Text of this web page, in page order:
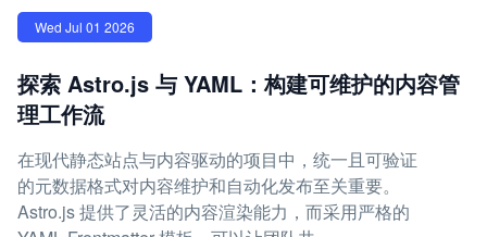
Wed Jul 01 2026
探索 Astro.js 与 YAML：构建可维护的内容管
理工作流
在现代静态站点与内容驱动的项目中，统一且可验证
的元数据格式对内容维护和自动化发布至关重要。
Astro.js 提供了灵活的内容渲染能力，而采用严格的